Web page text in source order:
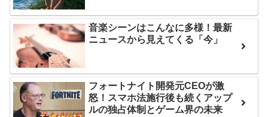
日本が北朝鮮に辛勝し二
次予選3連勝も、海外ファン
は采配に辛辣「おそろしい
内容の後半」「今日の森保
はチキン」
七ツ森りり ご令嬢と召使
いの禁断の恋…1日だけ許さ
に世界が衝撃
【第7話予告】水10ドラ
ンディなクリスマスイヴ
2/25(水)
36歳の彼女と結婚したい
音楽シーンはこんなに多様！最新
ニュースから見えてくる「今」
フォートナイト開発元CEOが激
怒！スマホ法施行後も続くアップ
ルの独占体制とゲーム界の未来